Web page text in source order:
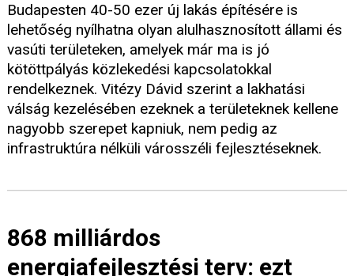
Budapesten 40-50 ezer új lakás építésére is
lehetőség nyílhatna olyan alulhasznosított állami és
vasúti területeken, amelyek már ma is jó
kötöttpályás közlekedési kapcsolatokkal
rendelkeznek. Vitézy Dávid szerint a lakhatási
válság kezelésében ezeknek a területeknek kellene
nagyobb szerepet kapniuk, nem pedig az
infrastruktúra nélküli városszéli fejlesztéseknek.
868 milliárdos
energiafejlesztési terv: ezt